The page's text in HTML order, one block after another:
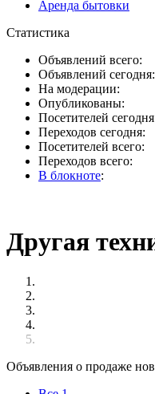
Аренда бытовки
Статистика
Объявлений всего:
Объявлений сегодня:
На модерации:
Опубликованы:
Посетителей
Переходов сегодня:
Посетителей всего:
Переходов всего:
В блокноте:
Другая
Объявления о продаже